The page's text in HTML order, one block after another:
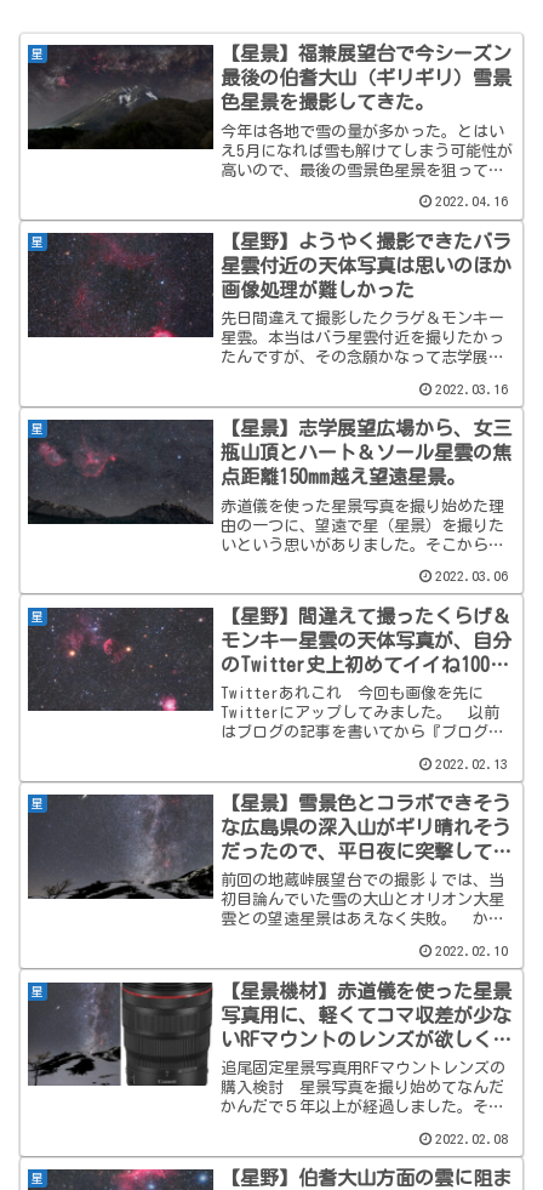
星
【星景】福兼展望台で今シーズン
最後の伯耆大山（ギリギリ）雪景
色星景を撮影してきた。
今年は各地で雪の量が多かった。とはい
え5月になれば雪も解けてしまう可能性が
高いので、最後の雪景色星景を狙って鳥
伯耆大山との星景撮影は二回目です。前
回はこちら↓福兼展望台 星景写真撮影
記2022年4月2日（...
2022.04.16
星
【星野】ようやく撮影できたバラ
星雲付近の天体写真は思いのほか
画像処理が難しかった
先日間違えて撮影したクラゲ＆モンキー
星雲。本当はバラ星雲付近を撮りたかっ
たんですが、その念願かなって志学展望
くらげ＆モンキー星雲はこちら↓志学展
望広場 天体写真撮影記 これも最近お
決まりになりつつある、...
2022.03.16
星
【星景】志学展望広場から、女三
瓶山頂とハート＆ソール星雲の焦
点距離150mm越え望遠星景。
赤道儀を使った星景写真を撮り始めた理
由の一つに、望遠で星（星景）を撮りた
いという思いがありました。そこから赤
方など全く知らなかったことを勉強し
て、ついに今回自分史上最望遠での星景
写真をなんとか仕上げること...
2022.03.06
星
【星野】間違えて撮ったくらげ＆
モンキー星雲の天体写真が、自分
のTwitter史上初めてイイね100を
超えてしまった話。
Twitterあれこれ 今回も画像を先に
Twitterにアップしてみました。 以前
はブログの記事を書いてから『ブログ更
を貼っていたのですが誰からも反応が無
く…なので当然ですが目論んでいたブロ
グのPVアップ...
2022.02.13
星
【星景】雪景色とコラボできそう
な広島県の深入山がギリ晴れそう
だったので、平日夜に突撃して北
の天の川を撮ってきた。
前回の地蔵峠展望台での撮影↓では、当
初目論んでいた雪の大山とオリオン大星
雲との望遠星景はあえなく失敗。 かろ
といえばいえなくもないけど、やっぱり
ちゃんと追尾撮影して星景写真を撮りた
い！ということで、平日で...
2022.02.10
星
【星景機材】赤道儀を使った星景
写真用に、軽くてコマ収差が少な
いRFマウントのレンズが欲しくな
ったので検討してみた。
追尾固定星景写真用RFマウントレンズの
購入検討 星景写真を撮り始めてなんだ
かんだで５年以上が経過しました。その
応どの画角にも対応できるようにはなり
ましたが、まだまだ充実させたいと考え
る今日この頃です。 特...
2022.02.08
星
【星野】伯耆大山方面の雲に阻ま